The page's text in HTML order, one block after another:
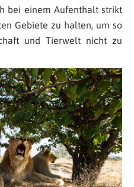
bei einem Aufenthalt strikt
Gebiete zu halten, um so
und Tierwelt nicht zu